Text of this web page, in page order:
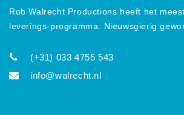
Rob Walrecht Productions heeft het
leverings-programma. Nieuwsgierig
(+31) 033 4755 543
info@walrecht.nl